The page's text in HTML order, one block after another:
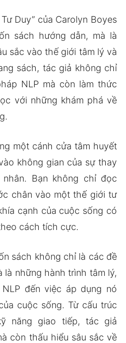
Duy” của Carolyn Boyes
sách hướng dẫn, mà là
sắc vào thế giới tâm lý và
sách, tác giả không chỉ
NLP mà còn làm thức
với những khám phá về
một cánh cửa tâm huyết
không gian của sự thay
Bạn không chỉ đọc
chân vào một thế giới tư
cạnh của cuộc sống có
cách tích cực.
sách không chỉ là các đề
là những hành trình tâm lý,
đến việc áp dụng nó
cuộc sống. Từ cấu trúc
năng giao tiếp, tác giả
còn thấu hiểu sâu sắc về